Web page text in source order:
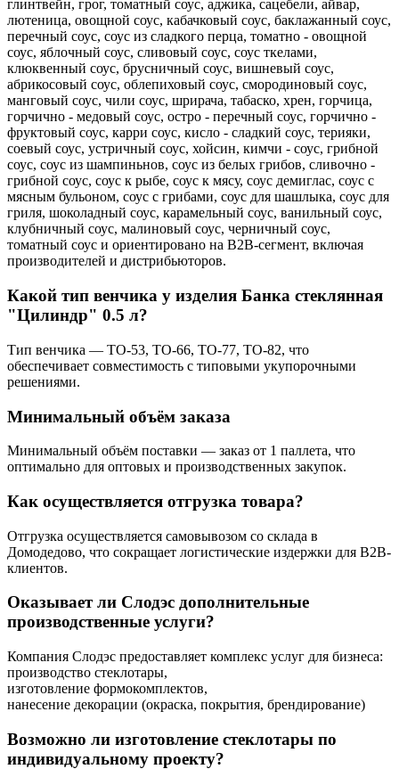
глинтвейн, грог, томатный соус, аджика, сацебели, айвар,
лютеница, овощной соус, кабачковый соус, баклажанный соус,
перечный соус, соус из сладкого перца, томатно - овощной
соус, яблочный соус, сливовый соус, соус ткелами,
клюквенный соус, брусничный соус, вишневый соус,
абрикосовый соус, облепиховый соус, смородиновый соус,
манговый соус, чили соус, шрирача, табаско, хрен, горчица,
горчично - медовый соус, остро - перечный соус, горчично -
фруктовый соус, карри соус, кисло - сладкий соус, терияки,
соевый соус, устричный соус, хойсин, кимчи - соус, грибной
соус, соус из шампиньнов, соус из белых грибов, сливочно -
грибной соус, соус к рыбе, соус к мясу, соус демиглас, соус с
мясным бульоном, соус с грибами, соус для шашлыка, соус для
гриля, шоколадный соус, карамельный соус, ванильный соус,
клубничный соус, малиновый соус, черничный соус,
томатный соус и ориентировано на B2B-сегмент, включая
производителей и дистрибьюторов.
Какой тип венчика у изделия Банка стеклянная
"Цилиндр" 0.5 л?
Тип венчика — ТО-53, ТО-66, ТО-77, ТО-82, что
обеспечивает совместимость с типовыми укупорочными
решениями.
Минимальный объём заказа
Минимальный объём поставки — заказ от 1 паллета, что
оптимально для оптовых и производственных закупок.
Как осуществляется отгрузка товара?
Отгрузка осуществляется самовывозом со склада в
Домодедово, что сокращает логистические издержки для B2B-
клиентов.
Оказывает ли Слодэс дополнительные
производственные услуги?
Компания Слодэс предоставляет комплекс услуг для бизнеса:
производство стеклотары,
изготовление формокомплектов,
нанесение декорации (окраска, покрытия, брендирование)
Возможно ли изготовление стеклотары по
индивидуальному проекту?